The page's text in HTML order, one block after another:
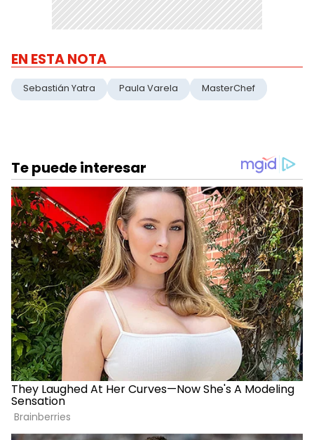
EN ESTA NOTA
Sebastián Yatra Paula Varela MasterChef